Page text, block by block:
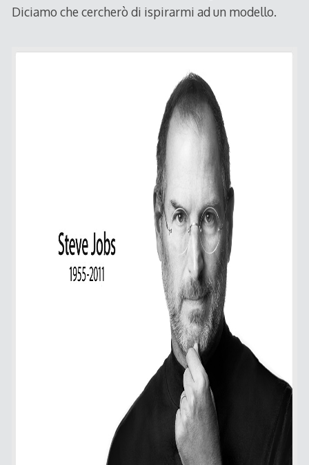
Diciamo che cercherò di ispirarmi ad un modello.